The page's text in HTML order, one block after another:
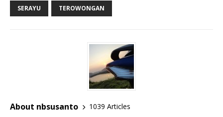
SERAYU TEROWONGAN
About nbsusanto
1039 Articles